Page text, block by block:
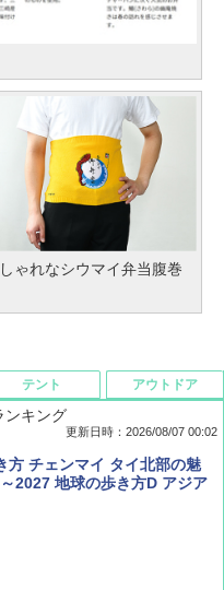
ゃれなシウマイ弁当腹巻
ン ２０２６年 ９月号 [雑
Ｙ ＦＡＮ)
ンキング
更新日時：2026/08/07 00:02
方 チェンマイ タイ北部の魅
2027 地球の歩き方D アジア
テント アウトドア